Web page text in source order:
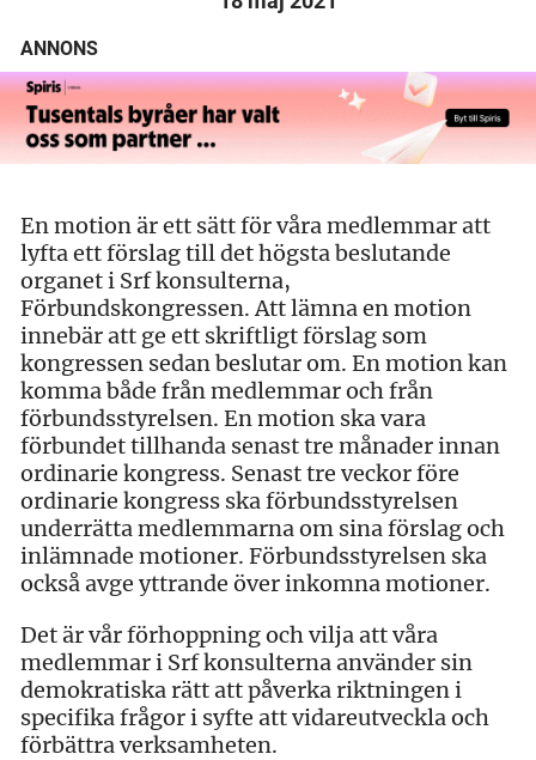
ANNONS
En motion är ett sätt för våra medlemmar att
lyfta ett förslag till det högsta beslutande
organet i Srf konsulterna,
Förbundskongressen. Att lämna en motion
innebär att ge ett skriftligt förslag som
kongressen sedan beslutar om. En motion kan
komma både från medlemmar och från
förbundsstyrelsen. En motion ska vara
förbundet tillhanda senast tre månader innan
ordinarie kongress. Senast tre veckor före
ordinarie kongress ska förbundsstyrelsen
underrätta medlemmarna om sina förslag och
inlämnade motioner. Förbundsstyrelsen ska
också avge yttrande över inkomna motioner.
Det är vår förhoppning och vilja att våra
medlemmar i Srf konsulterna använder sin
demokratiska rätt att påverka riktningen i
specifika frågor i syfte att vidareutveckla och
förbättra verksamheten.